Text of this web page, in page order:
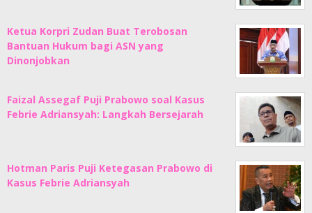
Ketua Korpri Zudan Buat Terobosan
Bantuan Hukum bagi ASN yang
Dinonjobkan
Faizal Assegaf Puji Prabowo soal Kasus
Febrie Adriansyah: Langkah Bersejarah
Hotman Paris Puji Ketegasan Prabowo di
Kasus Febrie Adriansyah